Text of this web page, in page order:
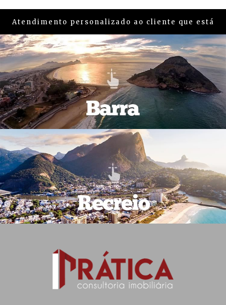
Atendimento personalizado ao cliente que está
em busca de um imóvel na região daBarra e
Recreio